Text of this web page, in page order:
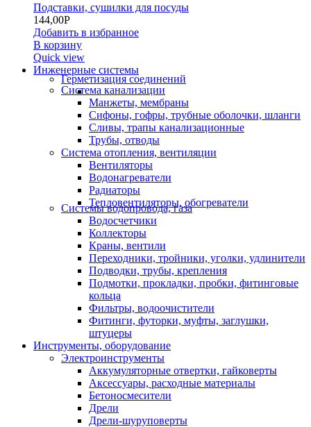
Подставки, сушилки для посуды
144,00Р
Добавить в избранное
В корзину
Quick view
Инженерные системы
Герметизация соединений
Система канализации
Манжеты, мембраны
Сифоны, гофры, трубные оболочки, шланги
Сливы, трапы канализационные
Трубы, отводы
Система отопления, вентиляции
Вентиляторы
Водонагреватели
Радиаторы
Тепловентиляторы, обогреватели
Системы водопровода, газа
Водосчетчики
Коллекторы
Краны, вентили
Переходники, тройники, уголки, удлинители
Подводки, трубы, крепления
Подмотки, прокладки, пробки, фитинговые
кольца
Фильтры, водоочистители
Фитинги, футорки, муфты, заглушки,
штуцеры
Инструменты, оборудование
Электроинструменты
Аккумуляторные отвертки, гайковерты
Аксессуары, расходные материалы
Бетоносмесители
Дрели
Дрели-шуруповерты